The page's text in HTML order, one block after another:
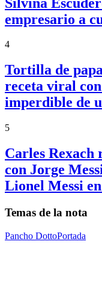
empresario a
4
Tortilla de
receta viral
imperdible de
5
Carles Rexach
con Jorge
Lionel Messi
Temas de la nota
Pancho DottoPortada